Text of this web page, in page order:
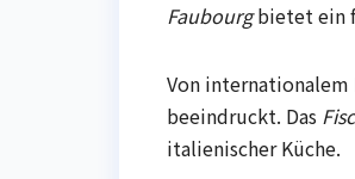
Faubourgbietet ein
Von
beeindruckt. Das
italienischer Küche.